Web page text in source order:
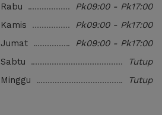
Rabu
Pk09:00 - Pk17:00
Kamis
Pk09:00 - Pk17:00
Jumat
Pk09:00 - Pk17:00
Sabtu
Tutup
Minggu
Tutup